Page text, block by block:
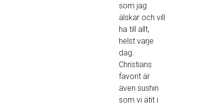
som jag
älskar och vill
ha till allt,
helst varje
dag.
Christians
favorit är
även sushin
som vi ätit i